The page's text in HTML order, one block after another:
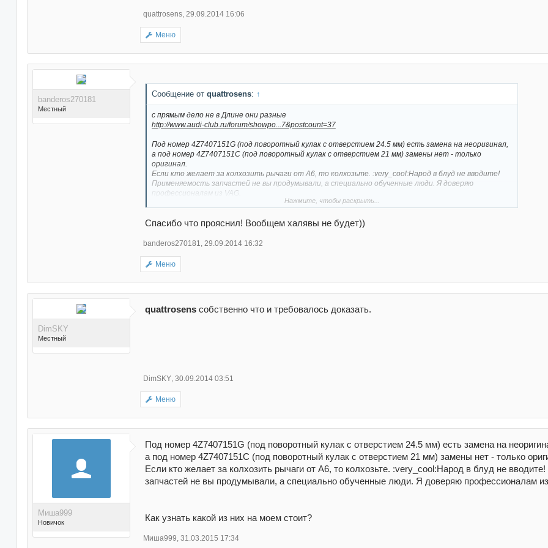
quattrosens, 29.09.2014 16:06
Меню
banderos270181
Местный
Сообщение от quattrosens: ↑
с прямым дело не в Длине они разные
http://www.audi-club.ru/forum/showpo...7&postcount=37
Под номер 4Z7407151G (под поворотный кулак с отверстием 24.5 мм) есть замена на неоригинал,
а под номер 4Z7407151C (под поворотный кулак с отверстием 21 мм) замены нет - только
оригинал.
Если кто желает за колхозить рычаги от А6, то колхозьте. :very_cool:Народ в блуд не вводите!
Применяемость запчастей не вы продумывали, а специально обученные люди. Я доверяю
профессионалам из VAG.
На родном рычаге ухо под стабилизатор на сантиметр ближе к центру, шаровая наклонена
рычаг слегка выгнут к низу по сравнению с обычным. Это про нижний прямой.
Нажмите, чтобы раскрыть...
Спасибо что прояснил! Вообщем халявы не будет))
banderos270181 29.09.2014 16:32
Меню
DimSKY
Местный
Поблагодарили 17 раз(а)
в 17 сообщениях
quattrosensсобственно что и требовалось доказать.
DimSKY, 30.09.2014 03:51
Меню
Миша999
Новичок
Под номер 4Z7407151G (под поворотный кулак с отверстием 24.5 мм) есть замена на
а под номер 4Z7407151C (под поворотный кулак с отверстием 21 мм) замены нет - только
Если кто желает за колхозить рычаги от А6, то колхозьте. :very_cool:Народ в блуд не
запчастей не вы продумывали, а специально обученные люди. Я доверяю профессионалам
Как узнать какой из них на моем стоит?
Миша999 31.03.2015 17:34